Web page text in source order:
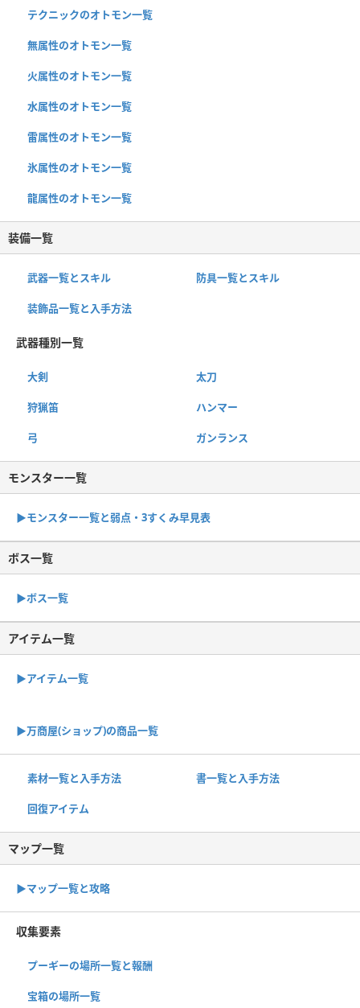
テクニックのオトモン一覧
無属性のオトモン一覧
火属性のオトモン一覧
水属性のオトモン一覧
雷属性のオトモン一覧
氷属性のオトモン一覧
龍属性のオトモン一覧
装備一覧
武器一覧とスキル 防具一覧とスキル
装飾品一覧と入手方法
武器種別一覧
大剣 太刀
狩猟笛 ハンマー
弓 ガンランス
モンスター一覧
▶︎モンスター一覧と弱点・3すくみ早見表
ボス一覧
▶︎ボス一覧
アイテム一覧
▶アイテム一覧
▶︎万商屋(ショップ)の商品一覧
素材一覧と入手方法 書一覧と入手方法
回復アイテム
マップ一覧
▶︎マップ一覧と攻略
収集要素
プーギーの場所一覧と報酬
宝箱の場所一覧